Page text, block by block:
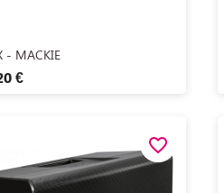
Aperçu rapide
- MACKIE
€
favorite_border